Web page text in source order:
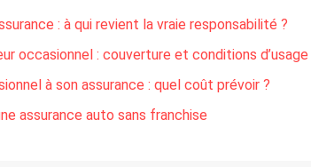
: à qui revient la vraie responsabilité ?
occasionnel : couverture et conditions d’usage
à son assurance : quel coût prévoir ?
assurance auto sans franchise